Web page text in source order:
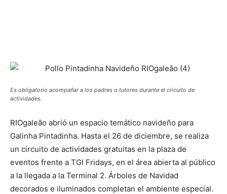
Es obligatorio acompañar a los padres o tutores durante el circuito de
actividades.
RIOgaleão abrió un espacio temático navideño para
Galinha Pintadinha. Hasta el 26 de diciembre, se realiza
un circuito de actividades gratuitas en la plaza de
eventos frente a TGI Fridays, en el área abierta al público
a la llegada a la Terminal 2. Árboles de Navidad
decorados e iluminados completan el ambiente especial.